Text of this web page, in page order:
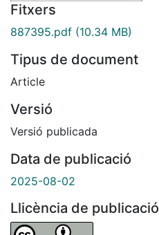
Fitxers
887395.pdf (10.34 MB)
Tipus de document
Article
Versió
Versió publicada
Data de publicació
2025-08-02
Llicència de publicació